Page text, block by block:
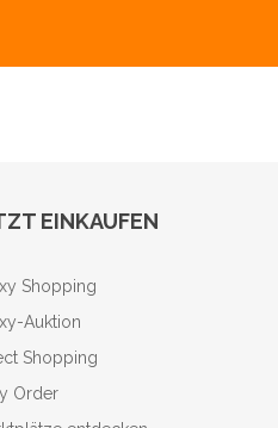
EINKAUFEN
Shopping
Auktion
Shopping
Order